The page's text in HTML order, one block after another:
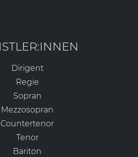
Dirigent
Regie
Sopran
Mezzosopran
Countertenor
Tenor
Bariton